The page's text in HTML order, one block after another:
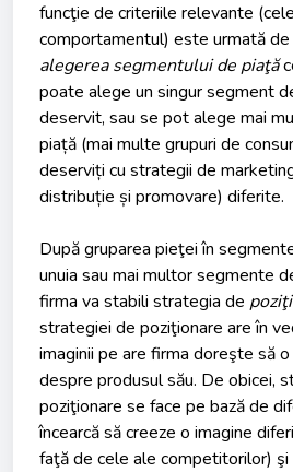
funcţie de criteriile relevante
comportamentul) este urmată
alegerea segmentului de piaţă
poate alege un singur segment
deservit, sau se pot alege mai
piață (mai multe grupuri de
deserviți cu strategii de
distribuție și promovare) diferite.
După gruparea pieţei în
unuia sau mai multor segmente
firma va stabili strategia de
strategiei de poziţionare are în
imaginii pe are firma doreşte să
despre produsul său. De obicei,
poziţionare se face pe bază de
încearcă să creeze o imagine
faţă de cele ale competitorilor) şi